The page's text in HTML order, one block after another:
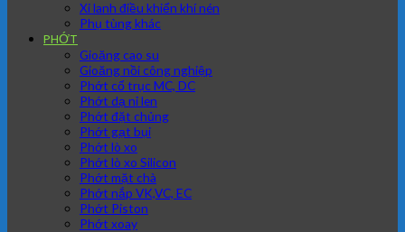
Xi lanh điều khiển khí nén
Phụ tùng khác
PHỚT
Gioăng cao su
Gioăng nồi công nghiệp
Phớt cổ trục MC, DC
Phớt dạ nỉ len
Phớt đặt chủng
Phớt gạt bụi
Phớt lò xo
Phớt lò xo Silicon
Phớt mặt chà
Phớt nắp VK,VC, EC
Phớt Piston
Phớt xoay